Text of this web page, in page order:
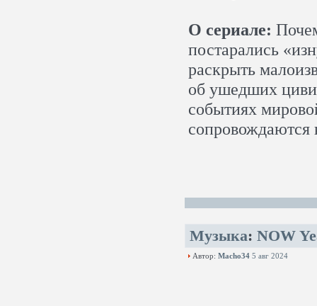
О сериале:
постарались
раскрыть
об ушедших
событиях
Музыка: NOW
Автор: Macho34 5 авг 2024